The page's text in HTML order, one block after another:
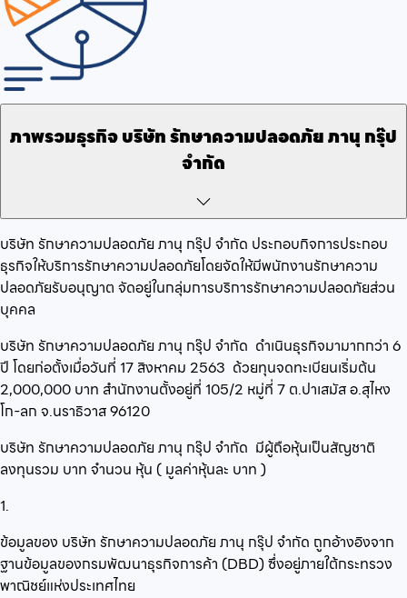
ภาพรวมธุรกิจบริษัท รักษาความปลอดภัย ภานุ กรุ๊ป
จำกัด
บริษัท รักษาความปลอดภัย ภานุ กรุ๊ป จำกัด ประกอบกิจการประกอบ
ธุรกิจให้บริการรักษาความปลอดภัยโดยจัดให้มีพนักงานรักษาความ
ปลอดภัยรับอนุญาต จัดอยู่ในกลุ่มการบริการรักษาความปลอดภัยส่วน
บุคคล
บริษัท รักษาความปลอดภัย ภานุ กรุ๊ป จำกัด ดำเนินธุรกิจมามากกว่า 6
ปี โดยก่อตั้งเมื่อวันที่ 17 สิงหาคม 2563 ด้วยทุนจดทะเบียนเริ่มต้น
2,000,000 บาท สำนักงานตั้งอยู่ที่ 105/2 หมู่ที่ 7 ต.ปาเสมัส อ.สุไหง
โก-ลก จ.นราธิวาส 96120
บริษัท รักษาความปลอดภัย ภานุ กรุ๊ป จำกัด มีผู้ถือหุ้นเป็นสัญชาติ
ลงทุนรวม บาท จำนวน หุ้น ( มูลค่าหุ้นละ บาท )
1.
ข้อมูลของ บริษัท รักษาความปลอดภัย ภานุ กรุ๊ป จำกัด ถูกอ้างอิงจาก
ฐานข้อมูลของกรมพัฒนาธุรกิจการค้า (DBD) ซึ่งอยู่ภายใต้กระทรวง
พาณิชย์แห่งประเทศไทย